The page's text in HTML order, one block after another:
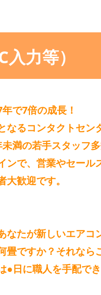
力等）
で7倍の成長！
なるコンタクトセン
満の若手スタッフ
ンで、営業やセール
歓迎です。
なたが新しいエアコ
畳ですか？それな
●日に職人を手配で